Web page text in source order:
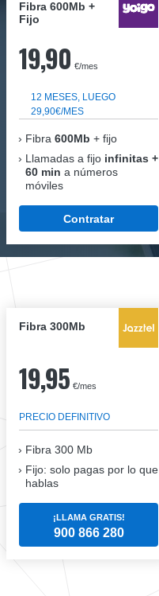
Fibra 600Mb +
Fijo
19,90 €/mes
12 MESES, LUEGO
29,90€/MES
Fibra 600Mb + fijo
Llamadas a fijo infinitas +
60 min a números
móviles
Contratar
Fibra 300Mb
19,95 €/mes
PRECIO DEFINITIVO
Fibra 300 Mb
Fijo: solo pagas por lo que
hablas
¡LLAMA GRATIS!
900 866 280